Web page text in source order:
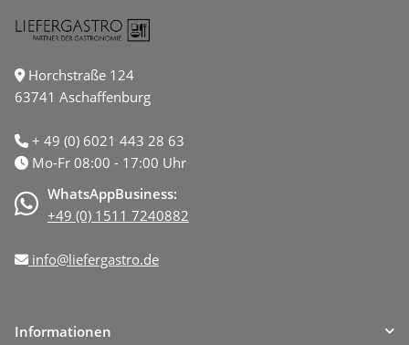
Horchstraße 124
63741 Aschaffenburg
+ 49 (0) 6021 443 28 63
Mo-Fr 08:00 - 17:00 Uhr
WhatsAppBusiness:
+49 (0) 1511 7240882
info@liefergastro.de
Informationen